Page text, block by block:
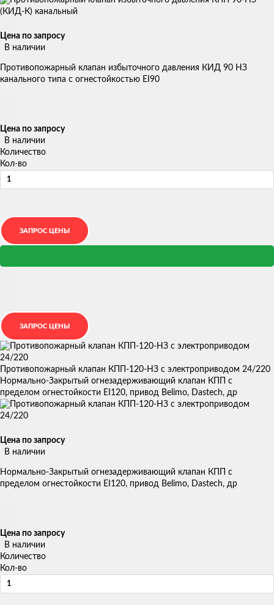
Цена по запросу
В наличии
Противопожарный клапан избыточного давления КИД 90 НЗ
канального типа с огнестойкостью EI90
Цена по запросу
В наличии
Количество
Кол-во
Противопожарный клапан КПП-120-НЗ с электроприводом 24/220
Нормально-Закрытый огнезадерживающий клапан КПП с
пределом огнестойкости EI120, привод Belimo, Dastech, др
Цена по запросу
В наличии
Нормально-Закрытый огнезадерживающий клапан КПП с
пределом огнестойкости EI120, привод Belimo, Dastech, др
Цена по запросу
В наличии
Количество
Кол-во